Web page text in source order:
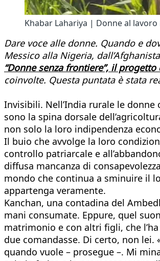
Khabar Lahariya | Donne al
Dare voce alle donne. Quando e
Messico alla Nigeria,
“Donne senza frontiere”, il
coinvolte. Questa puntata è stata
Invisibili. Nell’India rurale le donne
sono la spina dorsale
non solo la loro indipendenza
Il buio che avvolge la loro
controllo patriarcale e
diffusa mancanza di
mondo che continua a sminuire il
appartenga veramente.
Kanchan, una contadina del
mani consumate. Eppure, quel
matrimonio e con altri figli, che
due comandasse. Di certo, non
quando vuole – prosegue –. Mi